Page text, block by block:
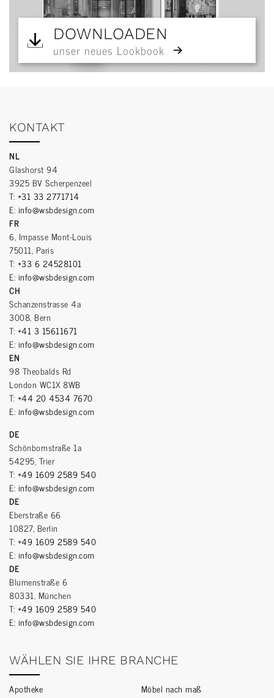
DOWNLOADEN
unser neues Lookbook
KONTAKT
NL
Glashorst 94
3925 BV Scherpenzeel
T: +31 33 2771714
E: info@wsbdesign.com
FR
6, Impasse Mont-Louis
75011, Paris
T: +33 6 24528101
E: info@wsbdesign.com
CH
Schanzenstrasse 4a
3008, Bern
T: +41 3 15611671
E: info@wsbdesign.com
EN
98 Theobalds Rd
London WC1X 8WB
T: +44 20 4534 7670
E: info@wsbdesign.com
DE
Schönbornstraße 1a
54295, Trier
T: +49 1609 2589 540
E: info@wsbdesign.com
DE
Eberstraße 66
10827, Berlin
T: +49 1609 2589 540
E: info@wsbdesign.com
DE
Blumenstraße 6
80331, München
T: +49 1609 2589 540
E: info@wsbdesign.com
WÄHLEN SIE IHRE BRANCHE
Apotheke
Möbel nach maß